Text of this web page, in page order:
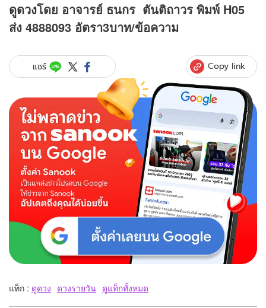
ดูดวงโดย อาจารย์ ธนกร ตันติถาวร พิมพ์ H05
ส่ง 4888093 อัตรา3บาท/ข้อความ
แชร์ Copy link
แท็ก : ดูดวง ดวงรายวัน ดูแท็กทั้งหมด